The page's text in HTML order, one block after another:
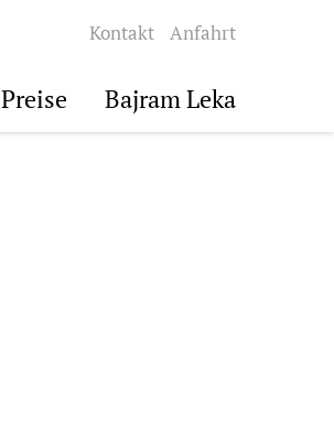
Kontakt Anfahrt
Preise Bajram Leka